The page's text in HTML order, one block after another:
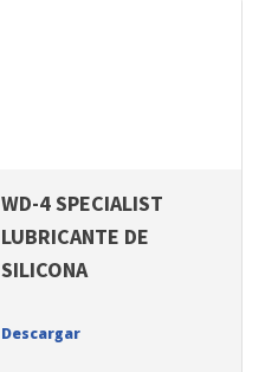
WD-4 SPECIALIST
LUBRICANTE DE
SILICONA
Descargar